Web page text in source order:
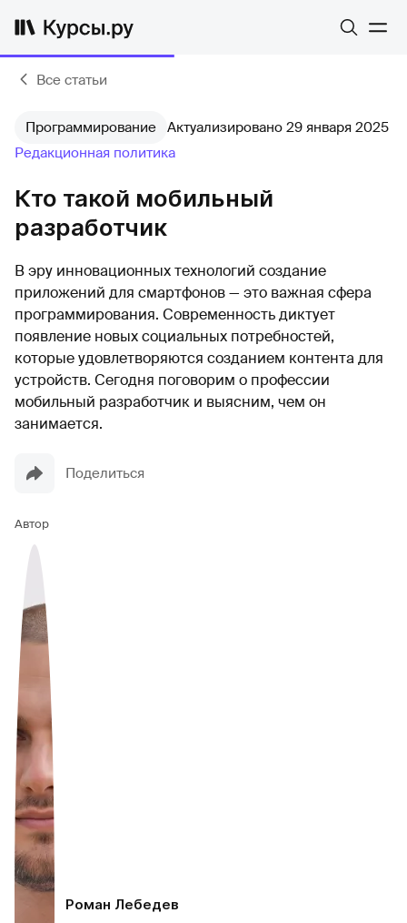
Все статьи
Программирование Актуализировано 29 января 2025
Редакционная политика
Кто такой мобильный
разработчик
В эру инновационных технологий создание
приложений для смартфонов — это важная сфера
программирования. Современность диктует
появление новых социальных потребностей,
которые удовлетворяются созданием контента для
устройств. Сегодня поговорим о профессии
мобильный разработчик и выясним, чем он
занимается.
Поделиться
Автор
Роман Лебедев